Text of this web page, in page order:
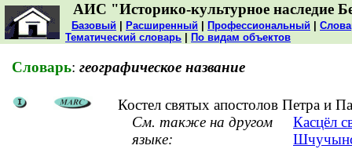
АИС "Историко-культурное наследие
Базовый Расширенный Профессиональный
Тематический словарь
По видам объектов
Словарь: географическое название
Костел святых апостолов Петра и
См. также на другом
языке:
Касцёл